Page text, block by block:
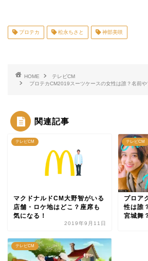
プロテカ 松永ちさと 神部美咲
HOME
テレビCM
プロテカCM2019スーツケースの女性は誰？名前や
関連記事
テレビCM
マクドナルドCM大野智がいる
店舗・ロケ地はどこ？座席も
気になる！
2019年9月11日
テレビCM
プロア
性は誰
宮城舞
テレビCM